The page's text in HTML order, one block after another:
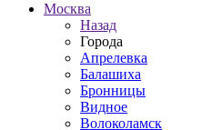
Москва
Назад
Города
Апрелевка
Балашиха
Бронницы
Видное
Волоколамск